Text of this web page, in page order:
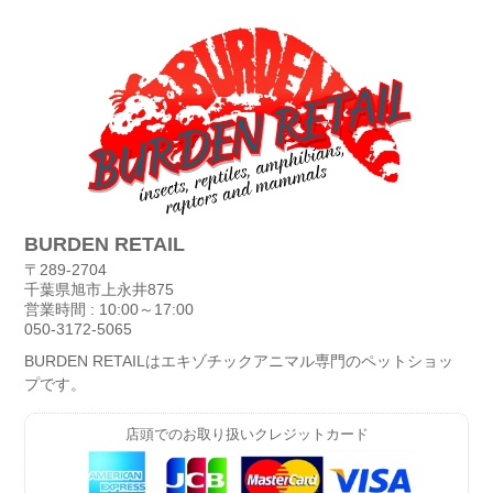
BURDEN RETAIL
〒289-2704
千葉県旭市上永井875
営業時間 : 10:00～17:00
050-3172-5065
BURDEN RETAILはエキゾチックアニマル専門のペットショッ
プです。
店頭でのお取り扱いクレジットカード